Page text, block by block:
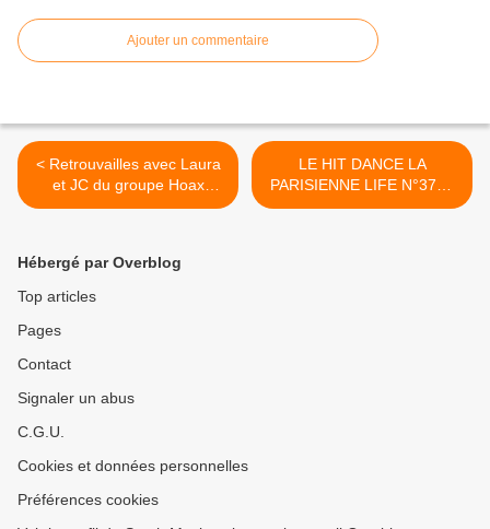
Ajouter un commentaire
< Retrouvailles avec Laura
et JC du groupe Hoax
Paradise au Studio Luna
LE HIT DANCE LA
PARISIENNE LIFE N°377 -
02 JUIN 2023 >
Hébergé par Overblog
Top articles
Pages
Contact
Signaler un abus
C.G.U.
Cookies et données personnelles
Préférences cookies